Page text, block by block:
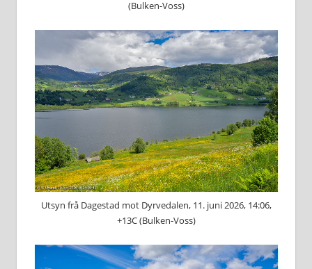
(Bulken-Voss)
Utsyn frå Dagestad mot Dyrvedalen, 11. juni 2026, 14:06,
+13C (Bulken-Voss)